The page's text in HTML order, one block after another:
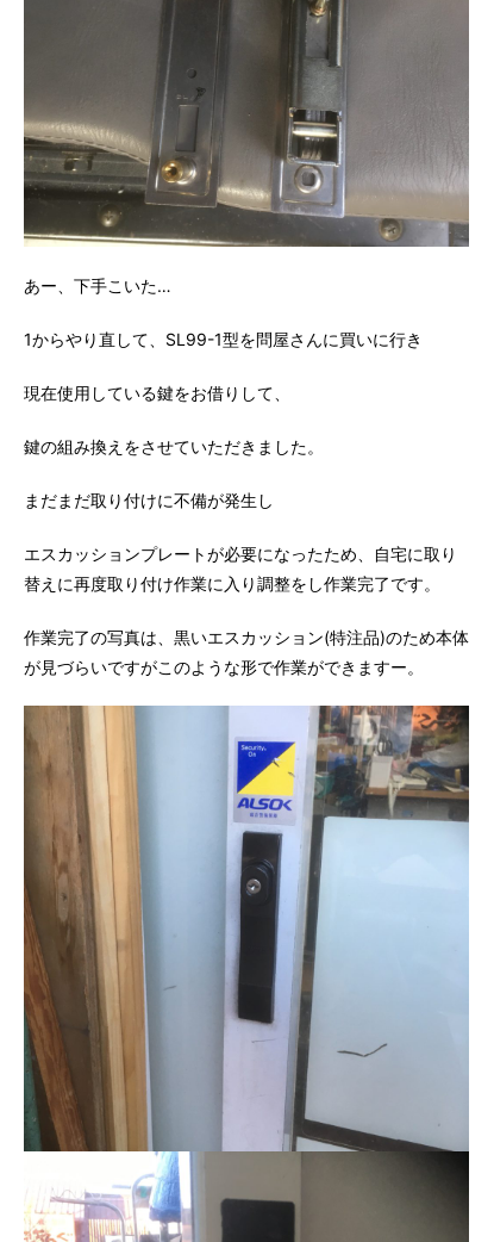
あー、下手こいた…
1からやり直して、SL99-1型を問屋さんに買いに行き
現在使用している鍵をお借りして、
鍵の組み換えをさせていただきました。
まだまだ取り付けに不備が発生し
エスカッションプレートが必要になったため、自宅に取り
替えに再度取り付け作業に入り調整をし作業完了です。
作業完了の写真は、黒いエスカッション(特注品)のため本体
が見づらいですがこのような形で作業ができますー。